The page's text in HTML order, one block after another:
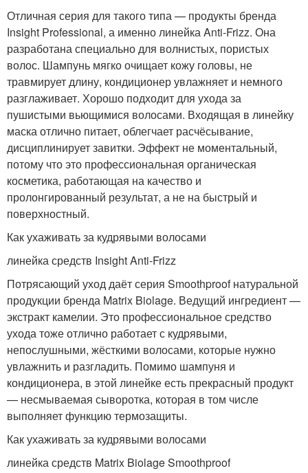
Отличная серия для такого типа — продукты бренда
Insight Professional, а именно линейка Anti-Frizz. Она
разработана специально для волнистых, пористых
волос. Шампунь мягко очищает кожу головы, не
травмирует длину, кондиционер увлажняет и немного
разглаживает. Хорошо подходит для ухода за
пушистыми вьющимися волосами. Входящая в линейку
маска отлично питает, облегчает расчёсывание,
дисциплинирует завитки. Эффект не моментальный,
потому что это профессиональная органическая
косметика, работающая на качество и
пролонгированный результат, а не на быстрый и
поверхностный.
Как ухаживать за кудрявыми волосами
линейка средств Insight Anti-Frizz
Потрясающий уход даёт серия Smoothproof натуральной
продукции бренда Matrix Biolage. Ведущий ингредиент —
экстракт камелии. Это профессиональное средство
ухода тоже отлично работает с кудрявыми,
непослушными, жёсткими волосами, которые нужно
увлажнить и разгладить. Помимо шампуня и
кондиционера, в этой линейке есть прекрасный продукт
— несмываемая сыворотка, которая в том числе
выполняет функцию термозащиты.
Как ухаживать за кудрявыми волосами
линейка средств Matrix Biolage Smoothproof